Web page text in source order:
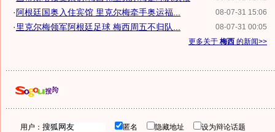
08-07-31 15:06
· 阿根廷国奥入住宾馆 里克尔梅牵手奥运福...
08-07-31 00:05
·里克尔梅领军阿根廷足球 梅西周五不归队...
更多关于 梅西 的新闻>>
用户： 匿名 隐藏地址
设为辩论话题